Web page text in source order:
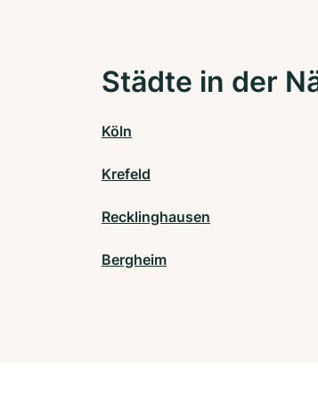
Städte in der
Köln
Krefeld
Recklinghausen
Bergheim